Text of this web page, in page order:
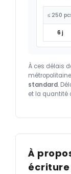
≤ 250
6 j
À ces délais
standard.
et la quantité
À
écriture